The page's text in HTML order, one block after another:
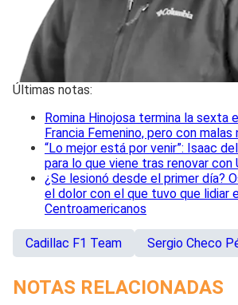
Últimas notas:
Romina Hinojosa termina la sexta
Francia Femenino, pero con malas
“Lo mejor está por venir”: Isaac
para lo que viene tras renovar con
¿Se lesionó desde el primer día?
el dolor con el que tuvo que lidiar
Centroamericanos
Cadillac F1 Team Sergio Checo
NOTAS RELACIONADAS